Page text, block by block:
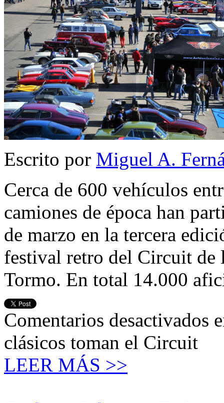
Escrito por Miguel A.
Cerca de 600 vehículos
camiones de época han
de marzo en la tercera
festival retro del Circuit de
Tormo. En total 14.000
Comentarios desactivados
clásicos toman el Circuit
LEER MÁS >>